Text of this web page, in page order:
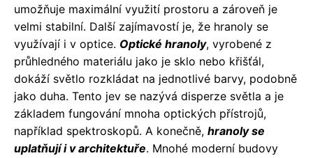
umožňuje maximální využití prostoru a zároveň je
velmi stabilní. Další zajímavostí je, že hranoly se
využívají i v optice. Optické hranoly, vyrobené z
průhledného materiálu jako je sklo nebo křišťál,
dokáží světlo rozkládat na jednotlivé barvy, podobně
jako duha. Tento jev se nazývá disperze světla a je
základem fungování mnoha optických přístrojů,
například spektroskopů. A konečně, hranoly se
uplatňují i v architektuře. Mnohé moderní budovy